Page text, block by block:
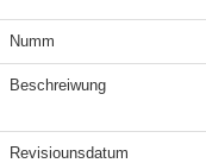
Numm
Beschreiwung
Revisiounsdatum